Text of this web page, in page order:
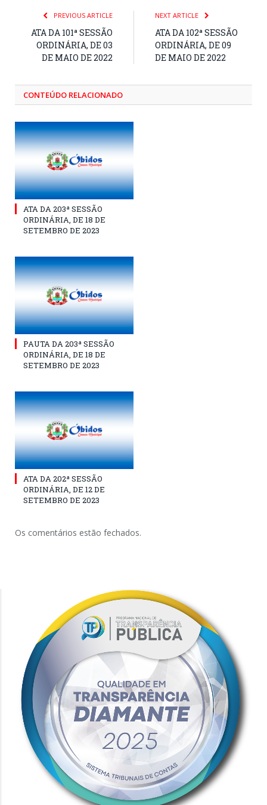
PREVIOUS ARTICLE
ATA DA 101ª SESSÃO
ORDINÁRIA, DE 03
DE MAIO DE 2022
NEXT ARTICLE
ATA DA 102ª SESSÃO
ORDINÁRIA, DE 09
DE MAIO DE 2022
CONTEÚDO RELACIONADO
ATA DA 203ª SESSÃO
ORDINÁRIA, DE 18 DE
SETEMBRO DE 2023
PAUTA DA 203ª SESSÃO
ORDINÁRIA, DE 18 DE
SETEMBRO DE 2023
ATA DA 202ª SESSÃO
ORDINÁRIA, DE 12 DE
SETEMBRO DE 2023
Os comentários estão fechados.